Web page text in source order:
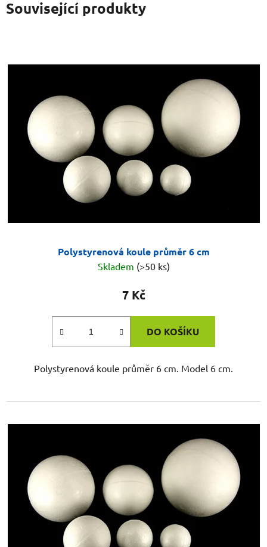
Související produkty
Polystyrenová koule průměr 6 cm
Skladem (>50 ks)
7 Kč
DO KOŠÍKU
Polystyrenová koule průměr 6 cm. Model 6 cm.